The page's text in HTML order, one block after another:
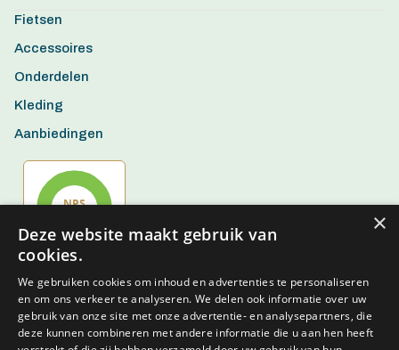
Fietsen
Accessoires
Onderdelen
Kleding
Aanbiedingen
×
Deze website maakt gebruik van
cookies.
We gebruiken cookies om inhoud en advertenties te personaliseren
en om ons verkeer te analyseren. We delen ook informatie over uw
gebruik van onze site met onze advertentie- en analysepartners, die
deze kunnen combineren met andere informatie die u aan hen heeft